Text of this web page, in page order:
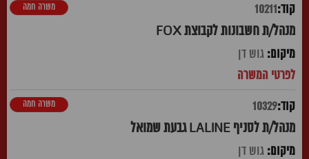
10211
מנהל/ת חשבונות לקבוצת FOX
משרה חמה
גוש דן
10329
מנהל/ת לסניף LALINE גבעת שמואל
משרה חמה
גוש דן